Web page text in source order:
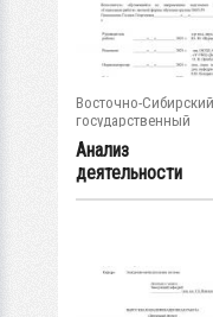
Восточно-Сибирский
государственный
университет...
Анализ
деятельности
отделения